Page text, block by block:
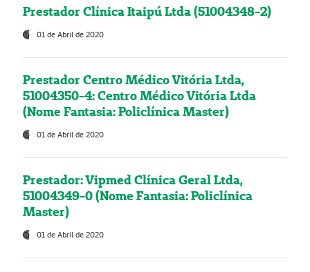
Prestador Clínica Itaipú Ltda (51004348-2)
01 de Abril de 2020
Prestador Centro Médico Vitória Ltda,
51004350-4: Centro Médico Vitória Ltda
(Nome Fantasia: Policlínica Master)
01 de Abril de 2020
Prestador: Vipmed Clínica Geral Ltda,
51004349-0 (Nome Fantasia: Policlínica
Master)
01 de Abril de 2020